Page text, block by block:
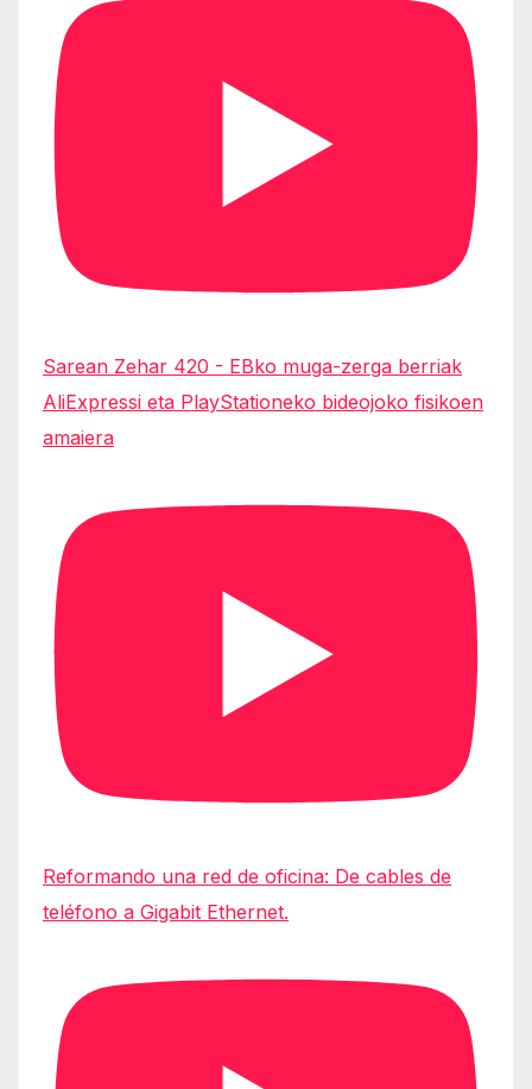
Sarean Zehar 420 - EBko muga-zerga berriak
AliExpressi eta PlayStationeko bideojoko fisikoen
amaiera
Reformando una red de oficina: De cables de
teléfono a Gigabit Ethernet.